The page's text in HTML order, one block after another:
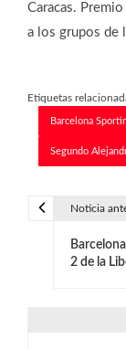
Caracas.
a los grupos de
Etiquetas
Barcelona
Segundo
Noticia
2 de la